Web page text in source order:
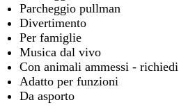
Parcheggio pullman
Divertimento
Per famiglie
Musica dal vivo
Con animali ammessi - richiedi
Adatto per funzioni
Da asporto